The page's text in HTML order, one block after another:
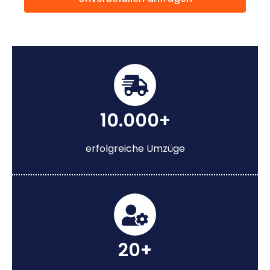
10.000+
erfolgreiche Umzüge
20+